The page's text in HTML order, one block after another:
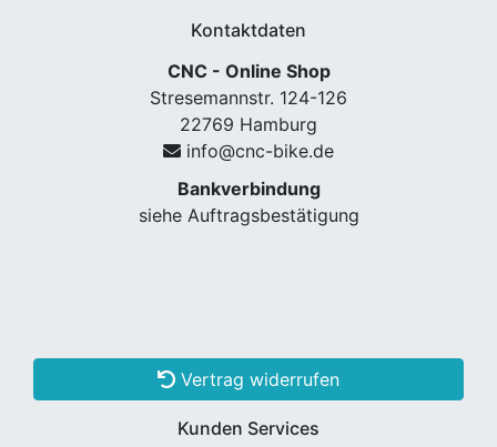
Kontaktdaten
CNC - Online Shop
Stresemannstr. 124-126
22769 Hamburg
info@cnc-bike.de
Bankverbindung
siehe Auftragsbestätigung
Vertrag widerrufen
Kunden Services